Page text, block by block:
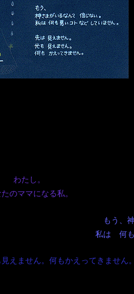
わたし。
のママになる私。
もう、
私は 何も
えません。何もかえってきません。